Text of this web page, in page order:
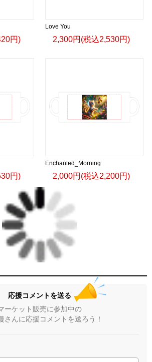
円)
Love You
2,300円(税込2,530円)
円)
Enchanted_Morning
2,000円(税込2,200円)
応援コメントを送る
ーケット販売に参加中の
さんに応援コメントを送ろう！